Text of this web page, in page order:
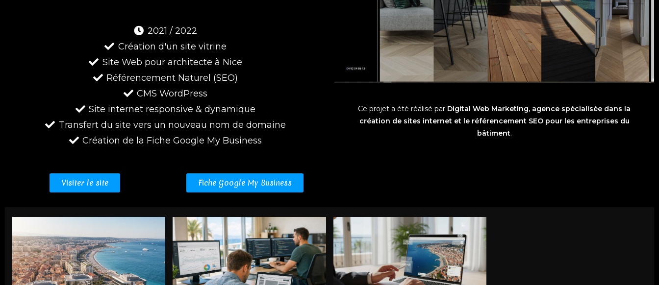
2021 / 2022
Création d'un site vitrine
Site Web pour architecte à Nice
Référencement Naturel (SEO)
CMS WordPress
Site internet responsive & dynamique
Transfert du site vers un nouveau nom de domaine
Création de la Fiche Google My Business
Visiter le site Fiche Google My Business
Ce projet a été réalisé par Digital Web Marketing, agence spécialisée dans la
création de sites internet et le référencement SEO pour les entreprises du
bâtiment.